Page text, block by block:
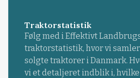
Traktorstatistik
Følg med i Effektivt
traktorstatistik, hvor vi
solgte traktorer i Danmark.
vi et detaljeret indblik i,